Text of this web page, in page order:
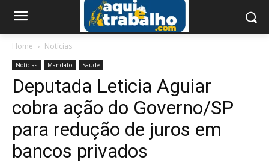
Home Notícias
Notícias Mandato Saúde
Deputada Leticia Aguiar
cobra ação do Governo/SP
para redução de juros em
bancos privados